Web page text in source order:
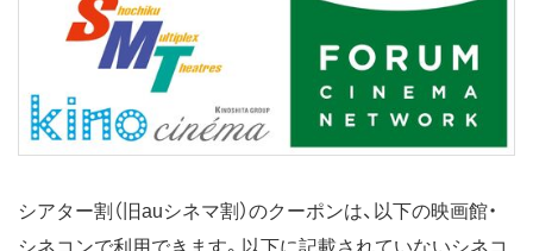
シアター割（旧auシネマ割）のクーポンは、以下の映画館・